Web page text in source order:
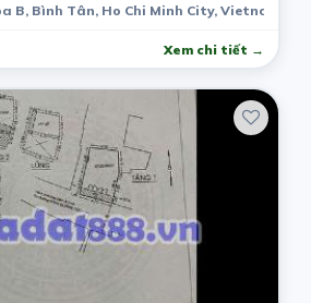
B, Bình Tân, Ho Chi Minh City, Vietnam
Xem chi tiết →